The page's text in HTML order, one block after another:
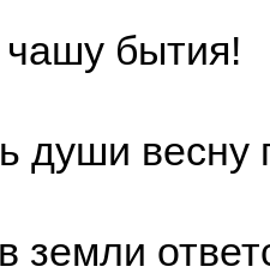
бытия!
души весну
земли